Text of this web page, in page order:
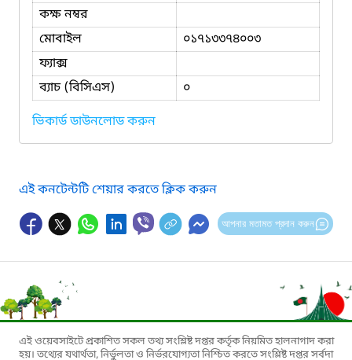
কক্ষ নম্বর
মোবাইল
০১৭১৩৩৭৪০০৩
ফ্যাক্স
ব্যাচ (বিসিএস)
০
ভিকার্ড ডাউনলোড করুন
এই কনটেন্টটি শেয়ার করতে ক্লিক করুন
আপনার মতামত প্রদান করুন
এই ওয়েবসাইটে প্রকাশিত সকল তথ্য সংশ্লিষ্ট দপ্তর কর্তৃক নিয়মিত হালনাগাদ করা
হয়। তথ্যের যথার্থতা, নির্ভুলতা ও নির্ভরযোগ্যতা নিশ্চিত করতে সংশ্লিষ্ট দপ্তর সর্বদা